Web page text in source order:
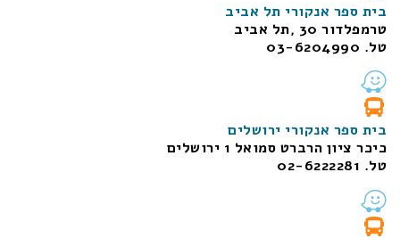
בית ספר אנקורי תל אביב
טרמפלדור 30 ,תל אביב
טל. 03-6204990
בית ספר אנקורי ירושלים
כיכר ציון הרברט סמואל 1
ירושלים
טל. 02-6222281